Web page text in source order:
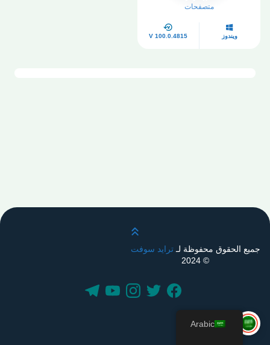
متصفحات
ويندوز V 100.0.4815
قم بالتمرير لأعلى
جميع الحقوق محفوظة لـترايد سوفت
© 2024
Arabic